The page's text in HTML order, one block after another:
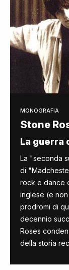
MONOGRAFIA
Stone
La guerra
La "seconda
di
rock e dance
inglese (e
prodromi di
decennio
Roses
della storia